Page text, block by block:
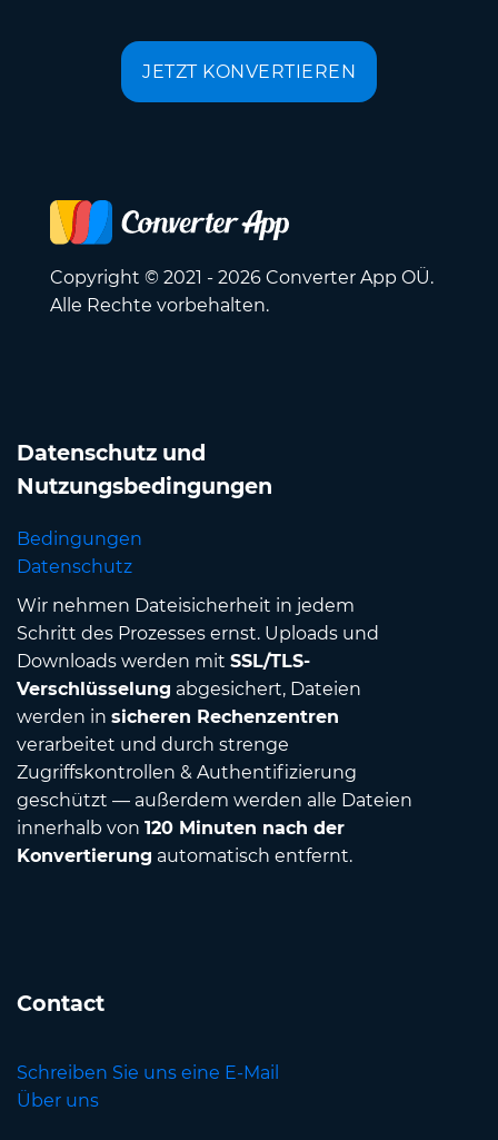
JETZT KONVERTIEREN
Copyright © 2021 - 2026 Converter App OÜ.
Alle Rechte vorbehalten.
Datenschutz und
Nutzungsbedingungen
Bedingungen
Datenschutz
Wir nehmen Dateisicherheit in jedem
Schritt des Prozesses ernst. Uploads und
Downloads werden mit SSL/TLS-
Verschlüsselung abgesichert, Dateien
werden in sicheren Rechenzentren
verarbeitet und durch strenge
Zugriffskontrollen & Authentifizierung
geschützt — außerdem werden alle Dateien
innerhalb von 120 Minuten nach der
Konvertierung automatisch entfernt.
Contact
Schreiben Sie uns eine E-Mail
Über uns